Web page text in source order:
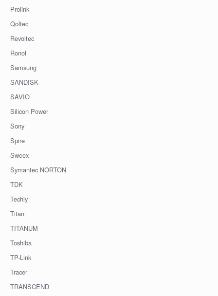
Prolink
Qoltec
Revoltec
Ronol
Samsung
SANDISK
SAVIO
Silicon Power
Sony
Spire
Sweex
Symantec NORTON
TDK
Techly
Titan
TITANUM
Toshiba
TP-Link
Tracer
TRANSCEND